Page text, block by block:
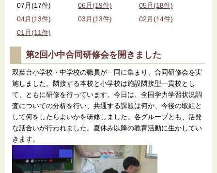
07月(17件) 06月(19件)
05月(18件)
04月(13件)
03月(13件)
02月(14件)
01月(11件)
第2回小中合同研修会を開きました
双葉台小学校・中学校の職員が一同に集まり、合同研修会を実
施しました。隣接する本校と小学校は施設隣接型一貫校とし
て、ともに研修を行っています。今日は、全国学力学習状況調
査についての分析を行い、共通する課題は何か、今後の取組と
して何をしたらよいかを研修しました。各グループとも、活発
な話合いが行われました。夏休み以降の教育活動に生かしてい
きます。